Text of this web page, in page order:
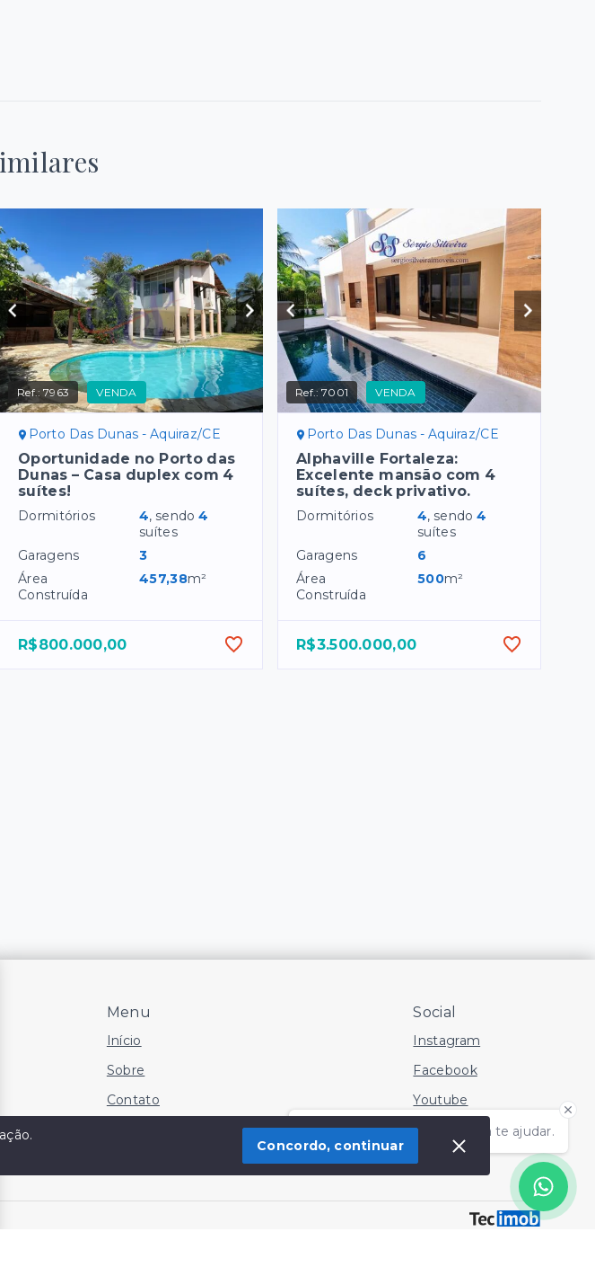
Ref.:7963 VENDA
Porto Das Dunas - Aquiraz/CE
Oportunidade no Porto das
Dunas – Casa duplex com 4
suítes!
Dormitórios 4, sendo4
suítes
Garagens
3
Área
Construída
457,38m²
R$800.000,00
Ref.:7001 VENDA
Porto Das Dunas - Aquiraz/CE
Alphaville Fortaleza:
Excelente mansão com 4
suítes, deck privativo.
Dormitórios 4, sendo4
suítes
Garagens
6
Área
Construída
500m²
R$3.500.000,00
Olá! Estamos disponíveis para te ajudar.
Menu
Início
Sobre
Contato
Social
Instagram
Facebook
Youtube
Concordo, continuar